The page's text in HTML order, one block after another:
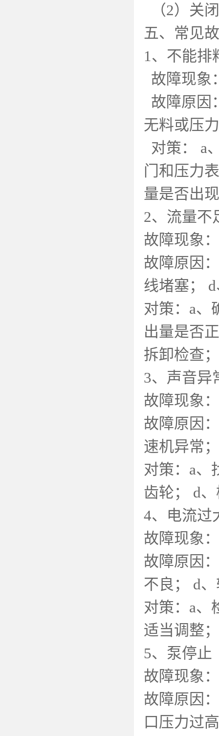
（2）关
五、常见
1、不能排
故障现象
故障原因
无料或压
对策：
a
门和压力
量是否出
2、流量不
故障现象
故障原因：
线堵塞；
d
对策： a、
出量是否
拆卸检查；
3、声音异
故障现象
故障原因：
速机异常；
对策： a、
齿轮；
d
4、电流过
故障现象
故障原因：
不良；
d
对策： a、
适当调整；
5、泵停止
故障现象
故障原因：
口压力过